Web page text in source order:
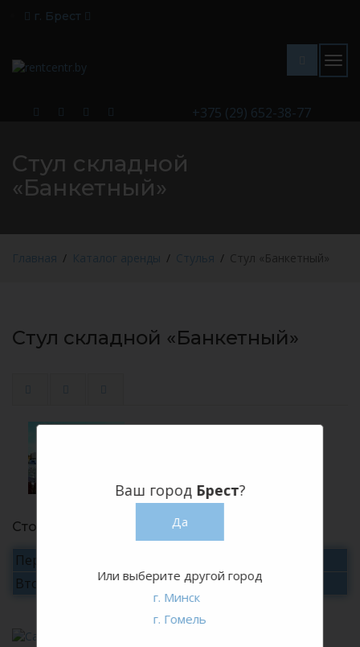
г. Брест
+375 (29) 652-38-77
Стул складной
«Банкетный»
Главная Каталог аренды Стулья Стул «Банкетный»
Стул складной «Банкетный»
Стоимость аренды
Первые сутки
Вторые и последующие
3 руб./сутки
Ваш город Брест?
Да
Или выберите другой город
г. Минск
г. Гомель